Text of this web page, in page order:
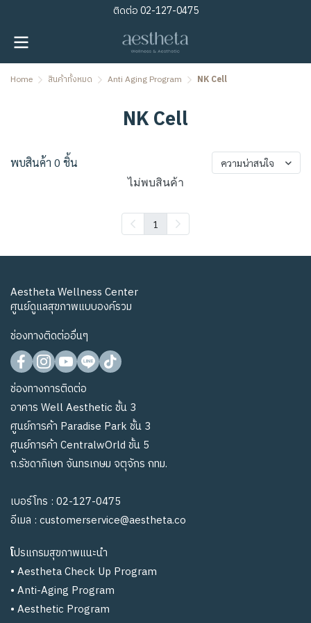
ติดต่อ02-127-0475
Home สินค้าทั้งหมด Anti Aging Program NK Cell
NK Cell
พบสินค้า 0 ชิ้น ความน่าสนใจ
ไม่พบสินค้า
1
Aestheta Wellness Center
ศูนย์ดูแลสุขภาพแบบองค์รวม
ช่องทางติดต่ออื่นๆ
ช่องทางการติดต่อ
อาคาร Well Aesthetic ชั้น 3
ศูนย์การค้า Paradise Park ชั้น 3
ศูนย์การค้า CentralwOrld ชั้น 5
ถ.รัชดาภิเษก จันทรเกษม จตุจักร กทม.
เบอร์โทร : 02-127-0475
อีเมล : customerservice@aestheta.co
โปรแกรมสุขภาพแนะนำ
• Aestheta Check Up Program
• Anti-Aging Program
• Aesthetic Program